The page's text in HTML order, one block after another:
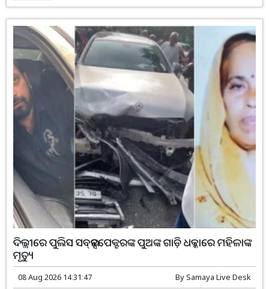
ଦିଲ୍ଲୀରେ ପୁଲିସ ସବ୍‌ଇନ୍ସପେକ୍ଟରଙ୍କ ପୁଅଙ୍କ ଗାଡ଼ି ଧକ୍କାରେ ମହିଳାଙ୍କ
ମୃତ୍ୟୁ
08 Aug 2026 14:31:47 BySamaya Live Desk